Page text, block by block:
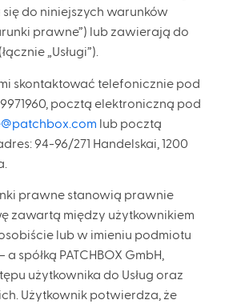
się do niniejszych warunków
prawne”) lub zawierają do
„Usługi”).
skontaktować telefonicznie pod
pocztą elektroniczną pod
lub pocztą
94-96/271 Handelskai, 1200
prawne stanowią prawnie
zawartą między użytkownikiem
lub w imieniu podmiotu
a spółką PATCHBOX GmbH,
użytkownika do Usług oraz
Użytkownik potwierdza, że